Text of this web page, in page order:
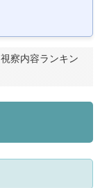
視察内容ランキン